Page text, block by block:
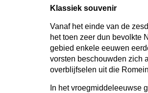
Klassiek souvenir
Vanaf het einde van de
het toen zeer dun bevolkte
gebied enkele eeuwen
vorsten beschouwden zich
overblijfselen uit die
In het vroegmiddeleeuwse